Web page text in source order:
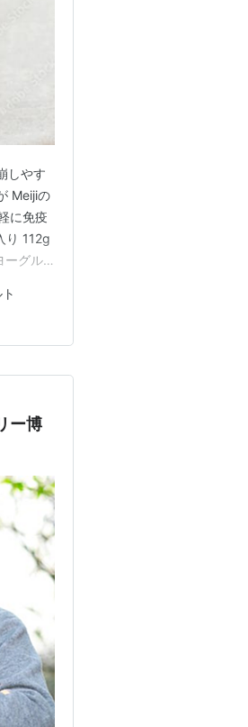
しやす
Meijiの
に免疫
り 112g
ーグル
ー博